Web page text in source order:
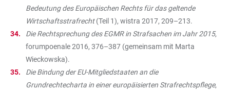
Bedeutung des Europäischen Rechts für das geltende
Wirtschaftsstrafrecht(Teil 1), wistra 2017, 209–213.
Die Rechtsprechung des EGMR in Strafsachen im Jahr 2015,
forumpoenale 2016, 376–387 (gemeinsam mit Marta
Wieckowska).
Die Bindung der EU-Mitgliedstaaten an die
Grundrechtecharta in einer europäisierten Strafrechtspflege,